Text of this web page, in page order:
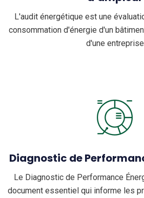
L'audit énergétique est une
consommation d'énergie d'un
d'une entreprise
Diagnostic de
Le Diagnostic de Performance
document essentiel qui informe les